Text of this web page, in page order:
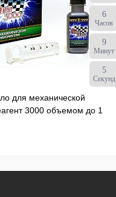
6
Часов
9
Минут
4
Секунд
для механической
3000 объемом до 1